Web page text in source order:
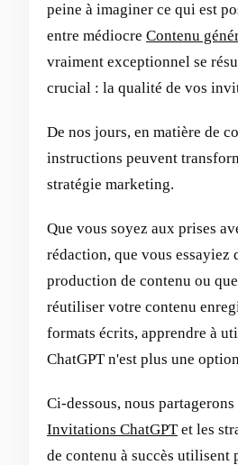
peine à imaginer ce qui est
entre médiocre Contenu
vraiment exceptionnel se
crucial : la qualité de vos
De nos jours, en matière de
instructions peuvent
stratégie marketing.
Que vous soyez aux prises
rédaction, que vous essayiez
production de contenu ou
réutiliser votre contenu
formats écrits, apprendre à
ChatGPT n'est plus une
Ci-dessous, nous
Invitations ChatGPTet les
de contenu à succès utilisent